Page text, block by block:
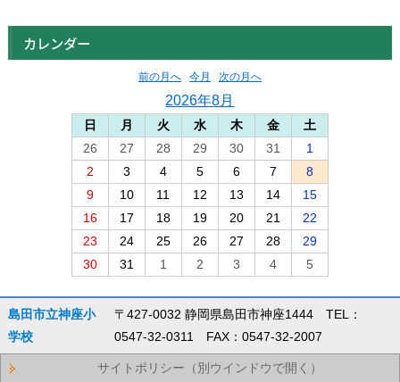
カレンダー
前の月へ 今月 次の月へ
2026年8月
日 月 火 水 木 金
土
26
27 28 29 30 31
1
2
3 4 5 6 7
8
9
10 11 12 13 14
15
16
17 18 19 20 21
22
23
24 25 26 27 28
29
30
31 1 2 3 4 5
島田市立神座小
学校
〒427-0032 静岡県島田市神座1444 TEL：
0547-32-0311 FAX：0547-32-2007
サイトポリシー（別ウインドウで開く）